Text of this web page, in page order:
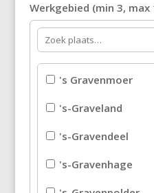
Werkgebied (min 3,
's Gravenmoer
's-Graveland
's-Gravendeel
's-Gravenhage